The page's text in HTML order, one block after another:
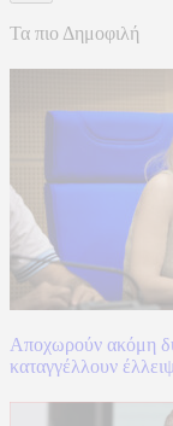
Τα πιο Δημοφιλή
Αποχωρούν ακόμη
καταγγέλλουν